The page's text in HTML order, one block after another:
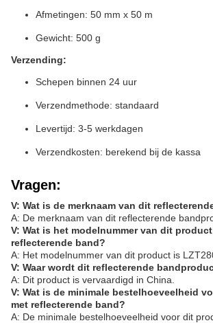
Afmetingen: 50 mm x 50 m
Gewicht: 500 g
Verzending:
Schepen binnen 24 uur
Verzendmethode: standaard
Levertijd: 3-5 werkdagen
Verzendkosten: berekend bij de kassa
Vragen:
V: Wat is de merknaam van dit
A: De merknaam van dit reflecterende
V: Wat is het modelnummer van dit
reflecterende band?
A: Het modelnummer van dit product is
V: Waar wordt dit reflecterende
A: Dit product is vervaardigd in China.
V: Wat is de minimale bestelhoeveelheid
met reflecterende band?
A: De minimale bestelhoeveelheid voor dit